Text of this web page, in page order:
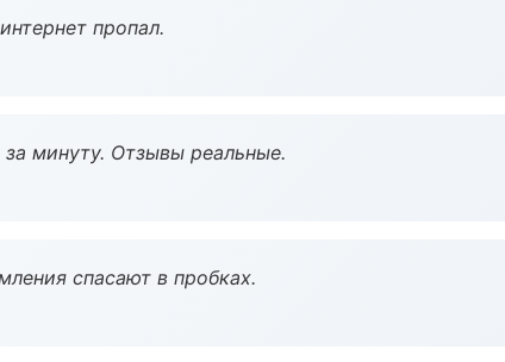
пропал.
минуту. Отзывы реальные.
спасают в пробках.